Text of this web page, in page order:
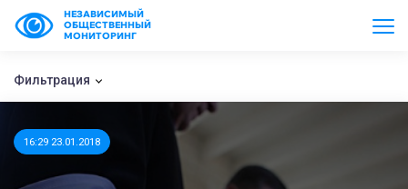
НЕЗАВИСИМЫЙ
ОБЩЕСТВЕННЫЙ
МОНИТОРИНГ
Фильтрация
16:29 23.01.2018